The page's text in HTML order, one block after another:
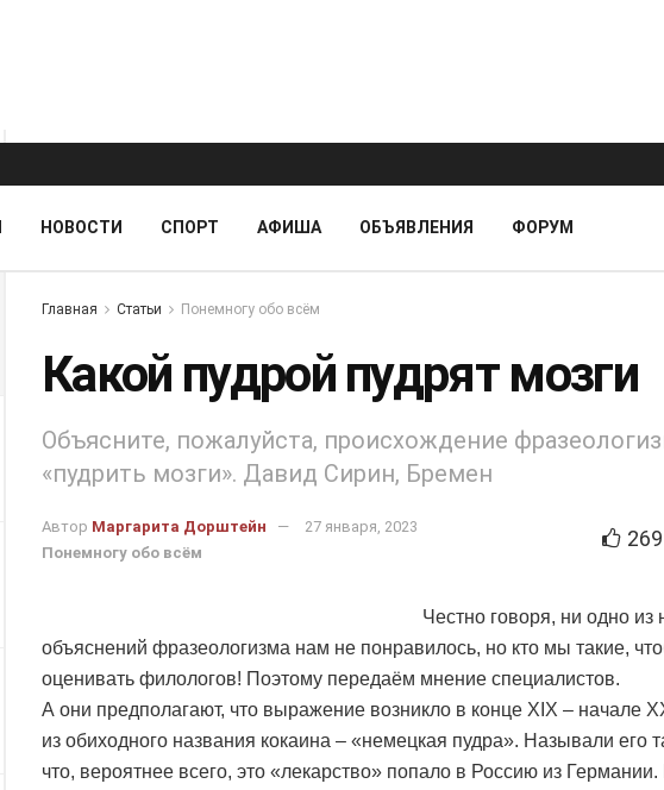
НОВОСТИ СПОРТ АФИША ОБЪЯВЛЕНИЯ ФОРУМ
Главная Статьи Понемногу обо всём
Какой пудрой пудрят мозги
Объясните, пожалуйста, происхождение
«пудрить мозги». Давид Сирин, Бремен
Автор Маргарита Дорштейн
27 января, 2023
Понемногу обо всём
269
Честно говоря, ни одно из
объяснений фразеологизма нам не понравилось, но кто мы такие,
оценивать филологов! Поэтому передаём мнение специалистов.
А они предполагают, что выражение возникло в конце XIX – начале
из обиходного названия кокаина – «немецкая пудра». Называли его
что, вероятнее всего, это «лекарство» попало в Россию из